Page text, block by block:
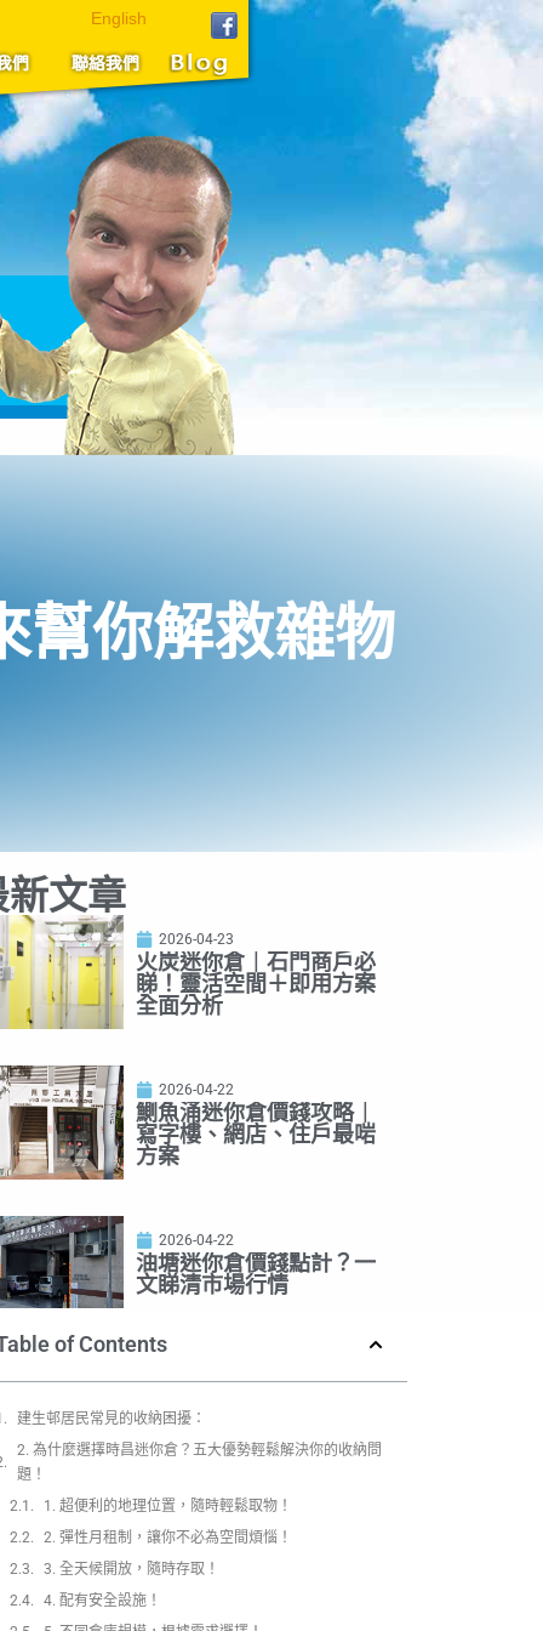
English
幫你解救雜物
新文章
2026-04-23
火炭迷你倉｜石門商戶必
睇！靈活空間＋即用方案
全面分析
2026-04-22
鰂魚涌迷你倉價錢攻略｜
寫字樓、網店、住戶最啱
方案
2026-04-22
油塘迷你倉價錢點計？一
文睇清市場行情
of Contents
建生邨居民常見的收納困擾：
2. 為什麼選擇時昌迷你倉？五大優勢輕鬆解決你的收納問
題！
1. 超便利的地理位置，隨時輕鬆取物！
2. 彈性月租制，讓你不必為空間煩惱！
3. 全天候開放，隨時存取！
4. 配有安全設施！